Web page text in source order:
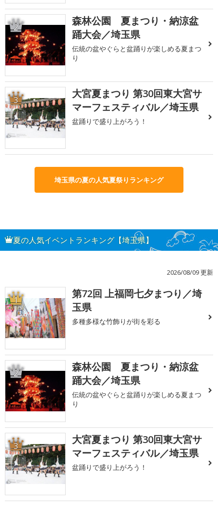
2
森林公園 夏まつり・納涼盆
踊大会／埼玉県
伝統の盆やぐらと盆踊りが楽しめる夏まつ
り
3
大宮夏まつり 第30回東大宮サ
マーフェスティバル／埼玉県
盆踊りで盛り上がろう！
埼玉県の夏の人気夏祭りランキング
夏の人気イベントランキング【埼玉県】
2026/08/09 更新
1
第72回 上福岡七夕まつり／埼
玉県
多種多様な竹飾りが街を彩る
2
森林公園 夏まつり・納涼盆
踊大会／埼玉県
伝統の盆やぐらと盆踊りが楽しめる夏まつ
り
3
大宮夏まつり 第30回東大宮サ
マーフェスティバル／埼玉県
盆踊りで盛り上がろう！